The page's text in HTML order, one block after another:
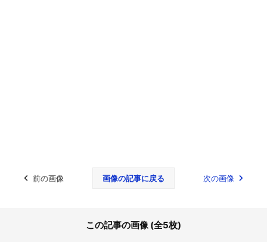
前の画像 画像の記事に戻る 次の画像
この記事の画像 (全5枚)